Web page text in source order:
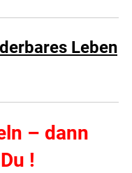
Leben
– dann
!